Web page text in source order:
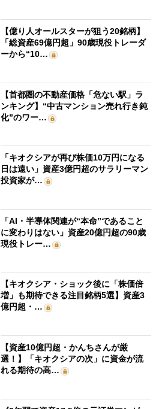
【億り人オールスターが狙う20銘柄】
「総資産69億円超」90歳現役トレーダ
ーから“10…
【首都圏の不動産価格「危ない駅」ラ
ンキング】“中古マンション売れ行き鈍
化”のワー…
「キオクシアが再び株価10万円になる
日は遠い」資産3億円超のサラリーマン
投資家が…
「AI・半導体関連が“本命”であること
に変わりはない」資産20億円超の90歳
現役トレー…
【キオクシア・ショック後に「株価倍
増」も期待できる注目銘柄5選】資産3
億円超・…
【資産10億円超・かんちさんが厳
選！】「キオクシアの次」に資金が流
れる期待の高…